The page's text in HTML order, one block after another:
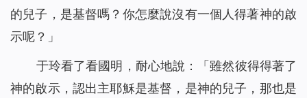
的兒子，是基督嗎？你怎麼說沒有一個人得著神的啟
示呢？」
于玲看了看國明，耐心地說：「雖然彼得得著了
神的啟示，認出主耶穌是基督，是神的兒子，那也是